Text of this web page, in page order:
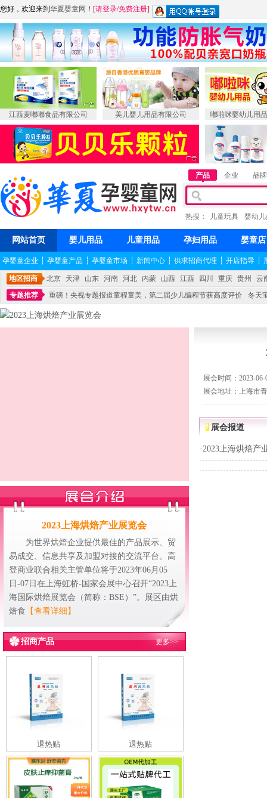
您好，欢迎来到 华夏婴童网 ！ [请登录/免费注册]
江西麦嘟嘟食品有限公司 美儿婴儿用品有限公司 嘟啦咪婴幼儿用
产品 企业 品牌
热搜： 儿童玩具 婴幼
网站首页 婴儿用品 儿童用品 孕妇用品 婴童店
孕婴童企业 ┆ 孕婴童产品 ┆ 孕婴童市场 ┆ 新闻中心 ┆ 供求招商代理 ┆ 开店指导 ┆
地区招商 北京 天津 山东 河南 河北 内蒙 山西 江西 四川 重庆 贵州
云
专题推荐
重磅！央视专题报道童程童美，第二届少儿编程节获高度评价
冬天
不能再单纯地销售产品,而要向增强服务转型,毕竟母婴产品比较特殊。”
2023上海烘焙产业展览会
为世界烘焙企业提供最佳的产品展示、贸
易成交、信息共享及加盟对接的交流平台。高
登商业联合相关主管单位将于2023年06月05
日-07日在上海虹桥-国家会展中心召开“2023上
海国际烘焙展览会（简称：BSE）”。展区由烘
焙食 【查看详细】
招商产品 更多>>
退热贴 退热贴
展会时间：2023-06-
展会地址：上海市
展会报道
·2023上海烘焙产